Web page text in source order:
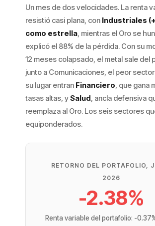
Un mes de dos velocidades. La renta
resistió casi plana, con Industriales
como estrella, mientras el Oro se
explicó el 88% de la pérdida. Con su
12 meses colapsado, el metal sale del
junto a Comunicaciones, el peor sector
su lugar entran Financiero, que gana
tasas altas, ySalud, ancla defensiva
reemplaza al Oro. Los seis sectores
equiponderados.
RETORNO DEL PORTAFOLIO,
2026
-2.38%
Renta variable del portafolio: -